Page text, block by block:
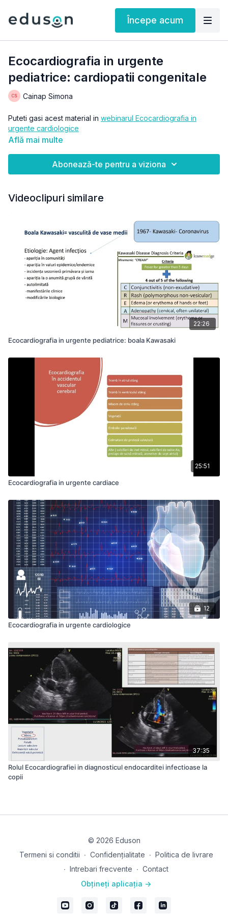
Începe acum
Ecocardiografia in urgente
pediatrice: cardiopatii congenitale
Cainap Simona
Puteti gasi acest material in webinarul Ecocardiografia in
urgente cardiologice
Află mai multe
Abonează-te pentru a viziona
Videoclipuri similare
22:26
Ecocardiografia in urgente pediatrice: boala Kawasaki
25:51
Ecocardiografia in urgente cardiace
12
Ecocardiografia in urgente cardiologice
37:35
Rolul Ecocardiografiei in diagnosticul endocarditei infectioase la
copii
© 2026 Eduson
Termeni si conditii ∙ Confidențialitate ∙ Politica de livrare
∙ Intrebari frecvente ∙ Contact
Obțineți aplicația ->